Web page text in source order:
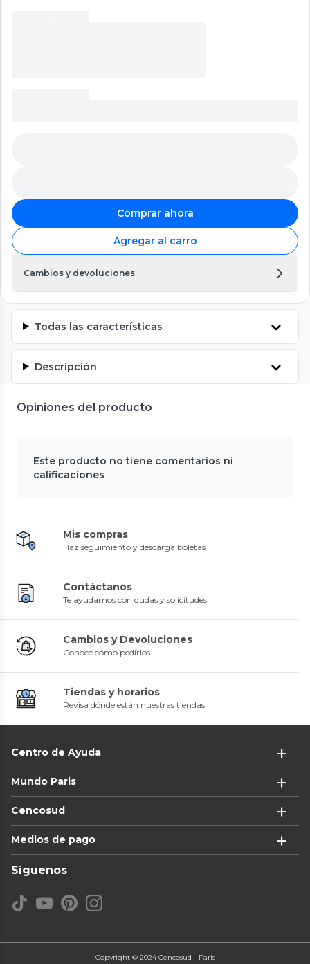
Comprar ahora
Agregar al carro
Cambios y devoluciones
Todas las características
Descripción
Opiniones del producto
Este producto no tiene comentarios ni
calificaciones
Mis compras
Haz seguimiento y descarga boletas
Contáctanos
Te ayudamos con dudas y solicitudes
Cambios y Devoluciones
Conoce cómo pedirlos
Tiendas y horarios
Revisa dónde están nuestras tiendas
Centro de Ayuda
Mundo Paris
Cencosud
Medios de pago
Síguenos
Copyright © 2024 Cencosud - Paris